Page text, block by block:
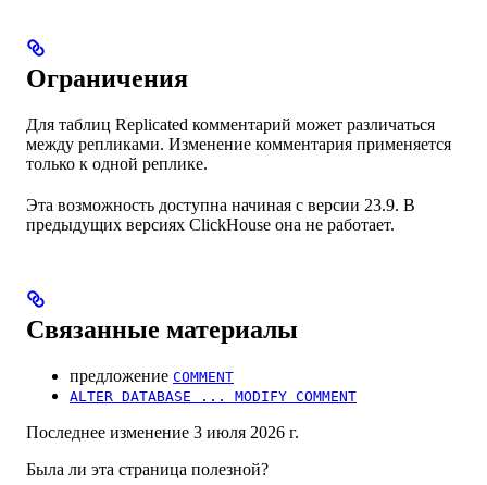
Ограничения
Для таблиц Replicated комментарий может различаться
между репликами. Изменение комментария применяется
только к одной реплике.
Эта возможность доступна начиная с версии 23.9. В
предыдущих версиях ClickHouse она не работает.
Связанные материалы
предложение COMMENT
ALTER DATABASE ... MODIFY COMMENT
Последнее изменение 3 июля 2026 г.
Была ли эта страница полезной?